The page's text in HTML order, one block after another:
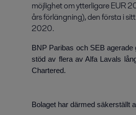
möjlighet om ytterligare EUR
års förlängning), den första i
2020.
BNP Paribas och SEB
stöd av flera av Alfa Lavals
Chartered.
Bolaget har därmed säkerställt